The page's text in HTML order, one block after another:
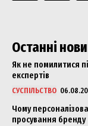
Останні
Як не помилитися
експертів
СУСПІЛЬСТВО
Чому
просування бренду